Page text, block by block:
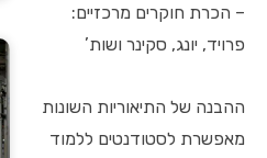
– הכרת חוקרים מרכזיים:
פרויד, יונג, סקינר ושות’
ההבנה של התיאוריות השונות
מאפשרת לסטודנטים ללמוד